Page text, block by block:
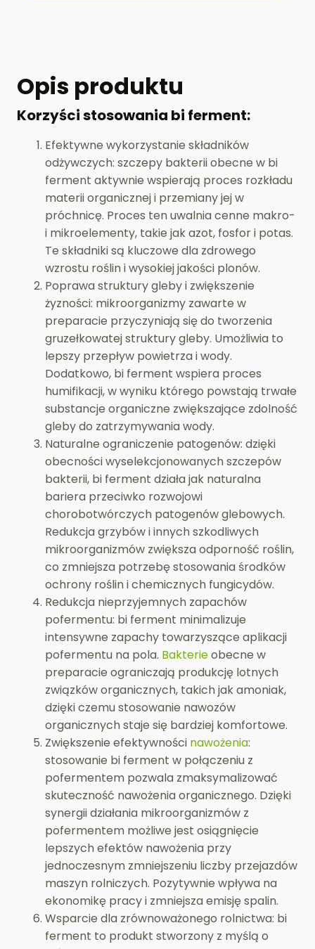
Opis produktu
Korzyści stosowania bi ferment:
Efektywne wykorzystanie składników
odżywczych: szczepy bakterii obecne w bi
ferment aktywnie wspierają proces rozkładu
materii organicznej i przemiany jej w
próchnicę. Proces ten uwalnia cenne makro-
i mikroelementy, takie jak azot, fosfor i potas.
Te składniki są kluczowe dla zdrowego
wzrostu roślin i wysokiej jakości plonów.
Poprawa struktury gleby i zwiększenie
żyzności: mikroorganizmy zawarte w
preparacie przyczyniają się do tworzenia
gruzełkowatej struktury gleby. Umożliwia to
lepszy przepływ powietrza i wody.
Dodatkowo, bi ferment wspiera proces
humifikacji, w wyniku którego powstają trwałe
substancje organiczne zwiększające zdolność
gleby do zatrzymywania wody.
Naturalne ograniczenie patogenów: dzięki
obecności wyselekcjonowanych szczepów
bakterii, bi ferment działa jak naturalna
bariera przeciwko rozwojowi
chorobotwórczych patogenów glebowych.
Redukcja grzybów i innych szkodliwych
mikroorganizmów zwiększa odporność roślin,
co zmniejsza potrzebę stosowania środków
ochrony roślin i chemicznych fungicydów.
Redukcja nieprzyjemnych zapachów
pofermentu: bi ferment minimalizuje
intensywne zapachy towarzyszące aplikacji
pofermentu na pola. Bakterieobecne w
preparacie ograniczają produkcję lotnych
związków organicznych, takich jak amoniak,
dzięki czemu stosowanie nawozów
organicznych staje się bardziej komfortowe.
Zwiększenie efektywności nawożenia:
stosowanie bi ferment w połączeniu z
pofermentem pozwala zmaksymalizować
skuteczność nawożenia organicznego. Dzięki
synergii działania mikroorganizmów z
pofermentem możliwe jest osiągnięcie
lepszych efektów nawożenia przy
jednoczesnym zmniejszeniu liczby przejazdów
maszyn rolniczych. Pozytywnie wpływa na
ekonomikę pracy i zmniejsza emisję spalin.
Wsparcie dla zrównoważonego rolnictwa: bi
ferment to produkt stworzony z myślą o